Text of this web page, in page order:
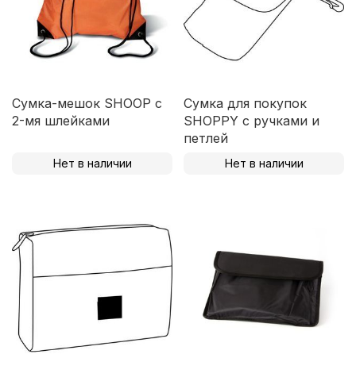
Сумка-мешок SHOOP с
2-мя шлейками
Нет в наличии
Сумка для покупок
SHOPPY с ручками и
петлей
Нет в наличии